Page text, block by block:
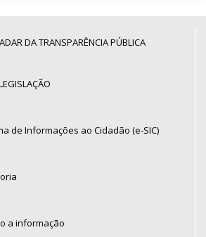
DA TRANSPARÊNCIA PÚBLICA
de Informações ao Cidadão (e-SIC)
a informação